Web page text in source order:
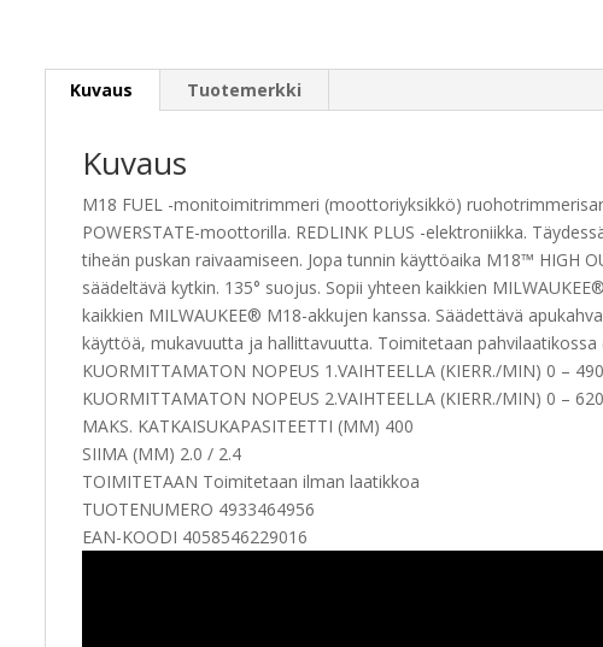
Kuvaus Tuotemerkki
Kuvaus
M18 FUEL -monitoimitrimmeri (moottoriyksikkö)
POWERSTATE-moottorilla. REDLINK PLUS -elektroniikka.
tiheän puskan raivaamiseen. Jopa tunnin käyttöaika M18™ HIGH
säädeltävä kytkin. 135° suojus. Sopii yhteen kaikkien
kaikkien MILWAUKEE® M18-akkujen kanssa. Säädettävä
käyttöä, mukavuutta ja hallittavuutta. Toimitetaan pahvilaatikossa
KUORMITTAMATON NOPEUS 1.VAIHTEELLA (KIERR./MIN) 0 –
KUORMITTAMATON NOPEUS 2.VAIHTEELLA (KIERR./MIN) 0 –
MAKS. KATKAISUKAPASITEETTI (MM) 400
SIIMA (MM) 2.0 / 2.4
TOIMITETAAN Toimitetaan ilman laatikkoa
TUOTENUMERO 4933464956
EAN-KOODI 4058546229016